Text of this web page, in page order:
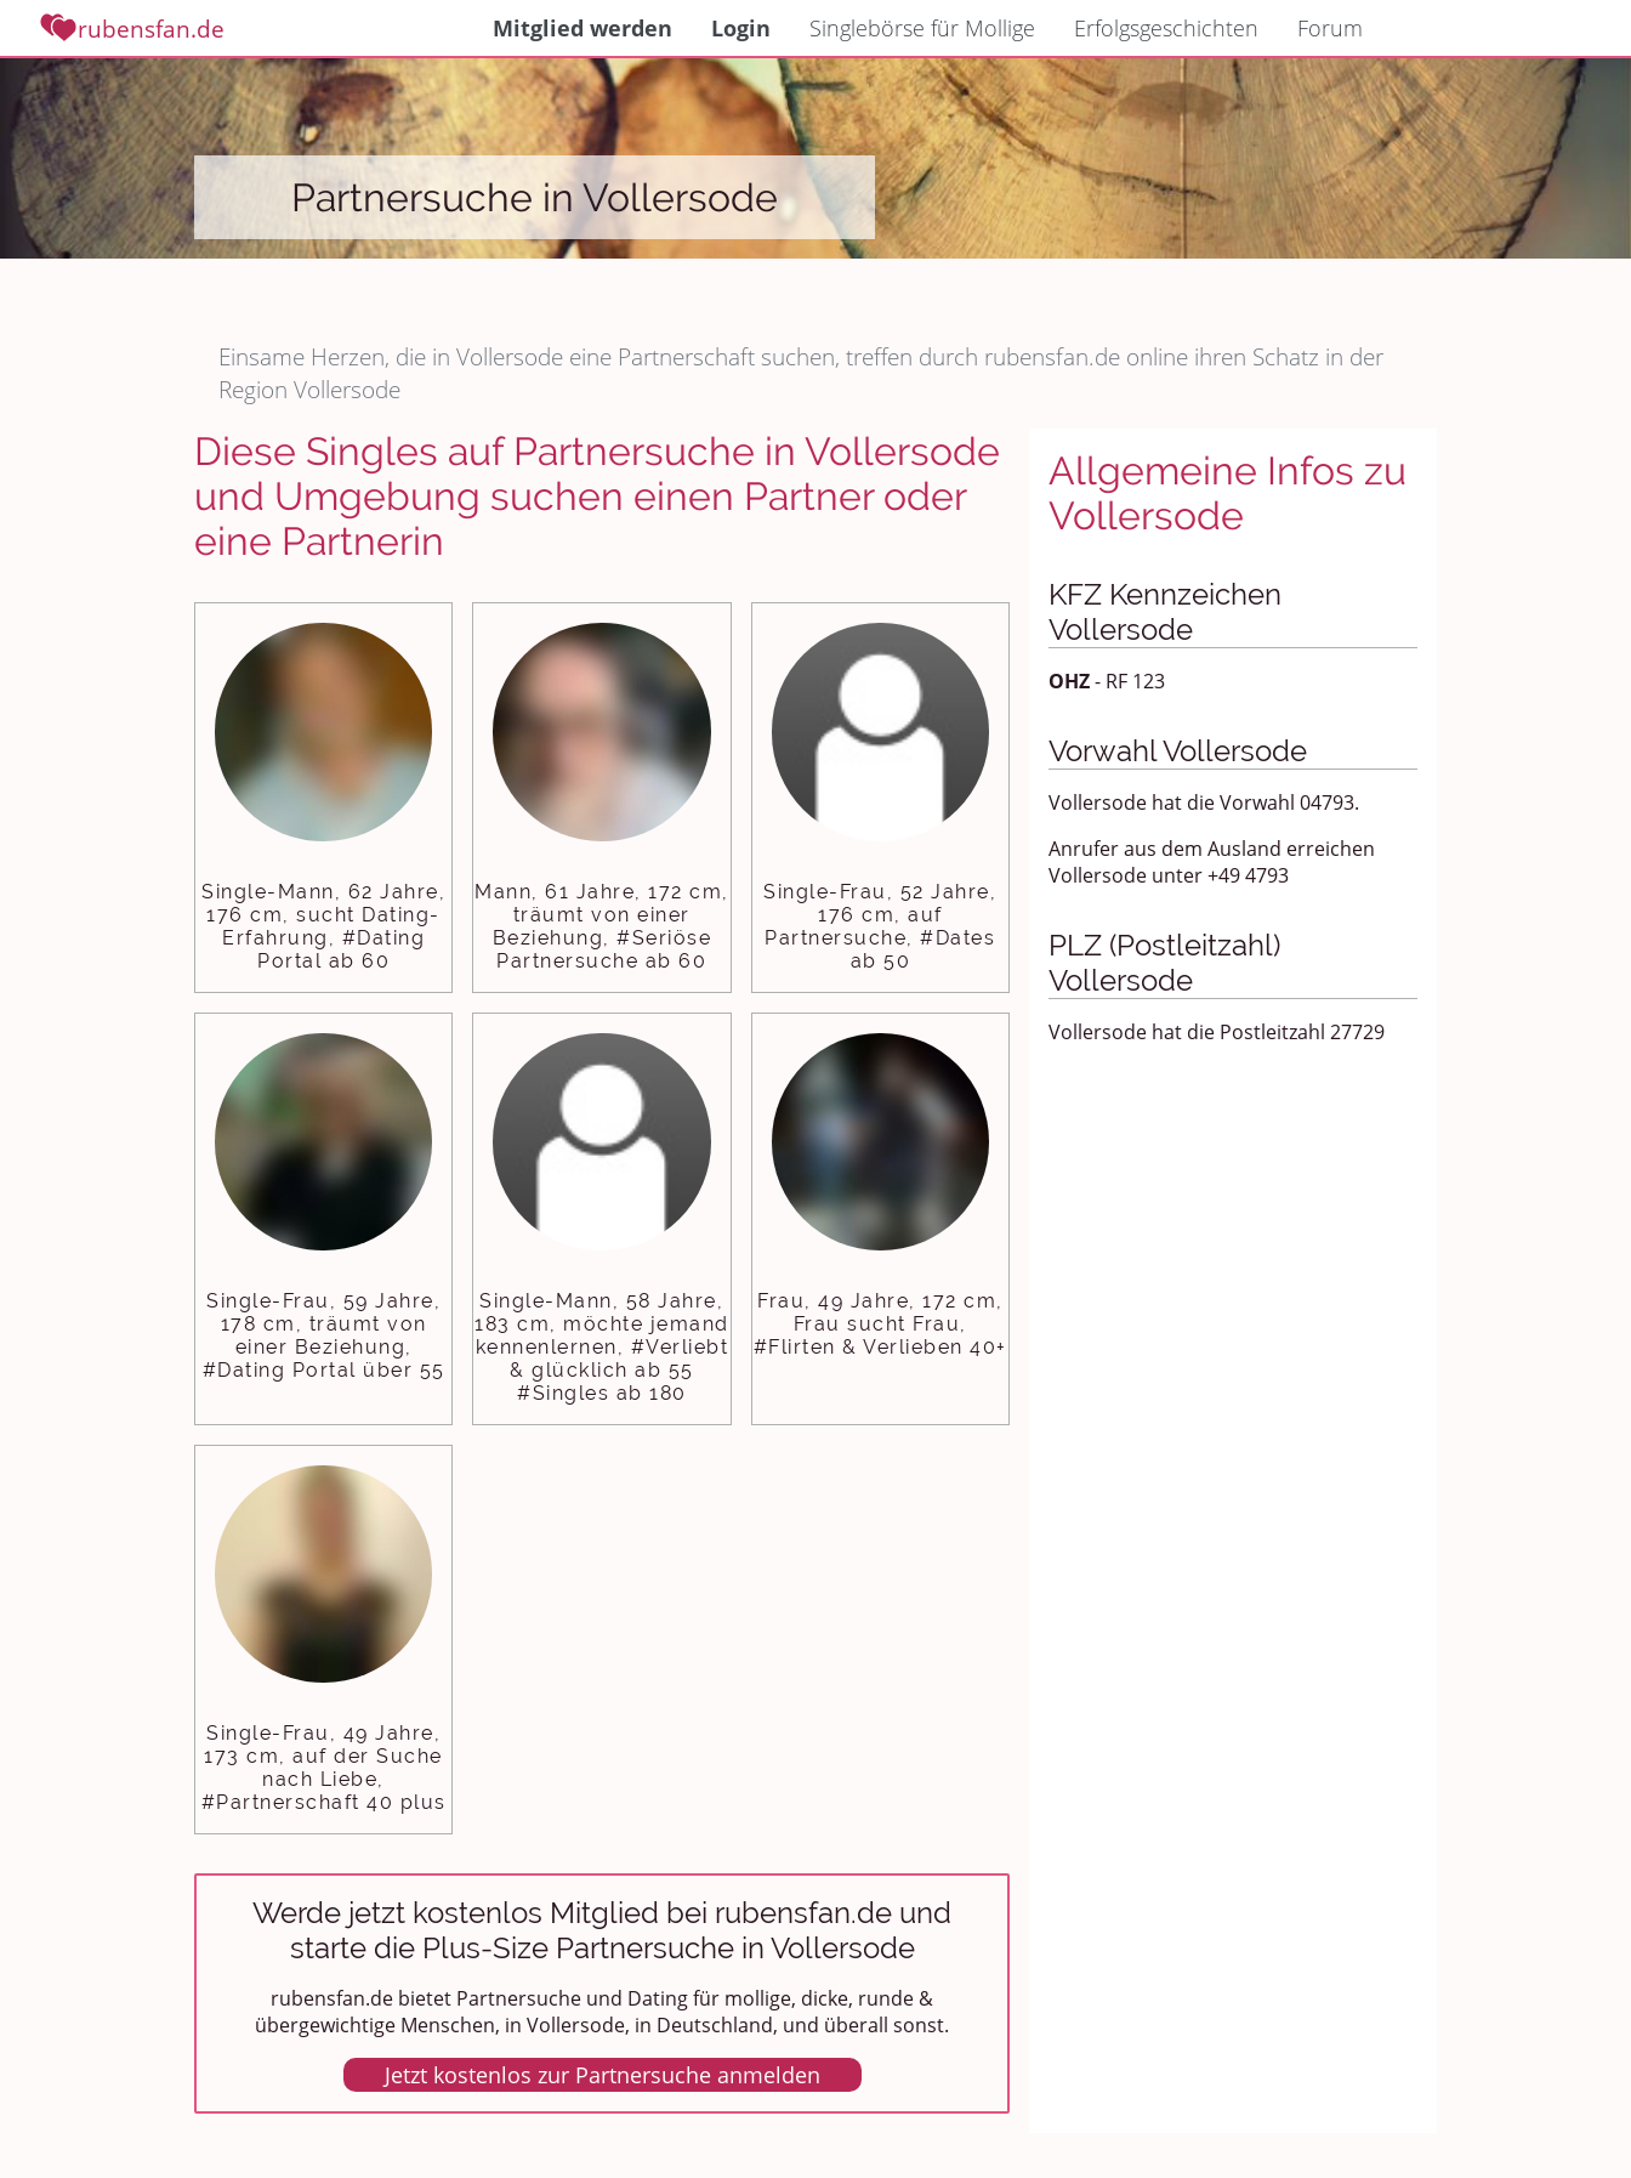
rubensfan.de Mitglied werden Login Singlebörse für Mollige Erfolgsgeschichten Forum
Partnersuche in Vollersode
Einsame Herzen, die in Vollersode eine Partnerschaft suchen, treffen durch rubensfan.de online ihren Schatz in der
Region Vollersode
Diese Singles auf Partnersuche in Vollersode
und Umgebung suchen einen Partner oder
eine Partnerin
Single-Mann, 62 Jahre,
176 cm, sucht Dating-
Erfahrung, #Dating
Portal ab 60
Mann, 61 Jahre, 172 cm,
träumt von einer
Beziehung, #Seriöse
Partnersuche ab 60
Single-Frau, 52 Jahre,
176 cm, auf
Partnersuche, #Dates
ab 50
Single-Frau, 59 Jahre,
178 cm, träumt von
einer Beziehung,
#Dating Portal über 55
Single-Mann, 58 Jahre,
183 cm, möchte jemand
kennenlernen, #Verliebt
& glücklich ab 55
#Singles ab 180
Frau, 49 Jahre, 172 cm,
Frau sucht Frau,
#Flirten & Verlieben 40+
Single-Frau, 49 Jahre,
173 cm, auf der Suche
nach Liebe,
#Partnerschaft 40 plus
Werde jetzt kostenlos Mitglied bei rubensfan.de und
starte die Plus-Size Partnersuche in Vollersode
rubensfan.de bietet Partnersuche und Dating für mollige, dicke, runde &
übergewichtige Menschen, in Vollersode, in Deutschland, und überall sonst.
Jetzt kostenlos zur Partnersuche anmelden
Allgemeine Infos zu
Vollersode
KFZ Kennzeichen
Vollersode
OHZ- RF 123
Vorwahl Vollersode
Vollersode hat die Vorwahl 04793.
Anrufer aus dem Ausland erreichen
Vollersode unter +49 4793
PLZ (Postleitzahl)
Vollersode
Vollersode hat die Postleitzahl 27729